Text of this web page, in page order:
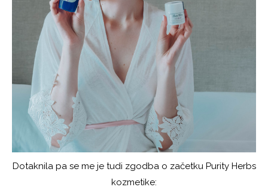
Dotaknila pa se me je tudi zgodba o začetku Purity Herbs
kozmetike: